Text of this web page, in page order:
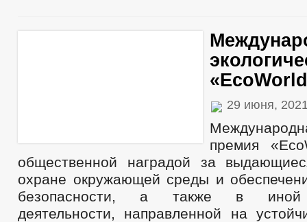
29 июня,
премия
общественной наградой за
охране окружающей среды и
безопасности, а также в иной
деятельности, направленной на